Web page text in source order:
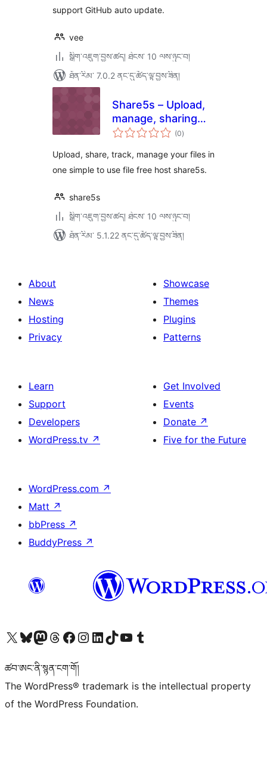
support GitHub auto update.
vee
སྒྲིག་འཇུག་བྱས་ཚད། ཐེངས་ 10 ལས་ཉུང་བ།
ཐོན་རིམ་ 7.0.2 ནང་དུ་ཚོད་ལྟ་བྱས་ཟིན།
Share5s – Upload,
manage, sharing
your file in free file
(0གདེང་
འཇོག་
ཚང་།
)
Upload, share, track, manage your files in
one simple to use file free host share5s.
share5s
སྒྲིག་འཇུག་བྱས་ཚད། ཐེངས་ 10 ལས་ཉུང་བ།
ཐོན་རིམ་ 5.1.22 ནང་དུ་ཚོད་ལྟ་བྱས་ཟིན།
About
News
Hosting
Privacy
Showcase
Themes
Plugins
Patterns
Learn
Support
Developers
WordPress.tv ↗
Get Involved
Events
Donate ↗
Five for the Future
WordPress.com ↗
Matt ↗
bbPress ↗
BuddyPress ↗
Visit our X (formerly Twitter) account
Visit our Bluesky account
Visit our Mastodon account
Visit our Threads account
Visit our Facebook page
Visit our Instagram account
Visit our LinkedIn account
Visit our TikTok account
Visit our YouTube channel
Visit our Tumblr account
ཚབ་ཨང་ནི་སྙན་ངག་གོ།
The WordPress® trademark is the intellectual property
of the WordPress Foundation.